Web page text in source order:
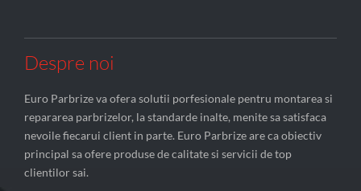
Despre noi
Euro Parbrize va ofera solutii porfesionale pentru montarea si
repararea parbrizelor, la standarde inalte, menite sa satisfaca
nevoile fiecarui client in parte. Euro Parbrize are ca obiectiv
principal sa ofere produse de calitate si servicii de top
clientilor sai.